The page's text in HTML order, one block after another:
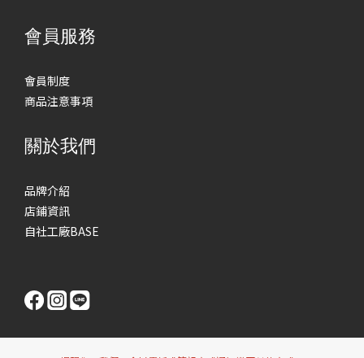
會員服務
會員制度
商品注意事項
關於我們
品牌介紹
店鋪資訊
自社工廠BASE